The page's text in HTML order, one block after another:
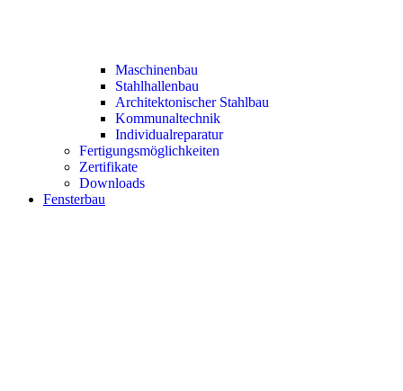
Maschinenbau
Stahlhallenbau
Architektonischer Stahlbau
Kommunaltechnik
Individualreparatur
Fertigungsmöglichkeiten
Zertifikate
Downloads
Fensterbau